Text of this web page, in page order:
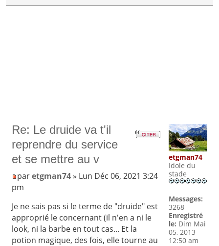
Re: Le druide va t'il
reprendre du service
et se mettre au v
paretgman74» Lun Déc 06, 2021 3:24
pm
Je ne sais pas si le terme de "druide" est
approprié le concernant (il n'en a ni le
look, ni la barbe en tout cas... Et la
potion magique, des fois, elle tourne au
etgman74
Idole du
stade
Messages:
3268
Enregistré
le: Dim Mai
05, 2013
12:50 am